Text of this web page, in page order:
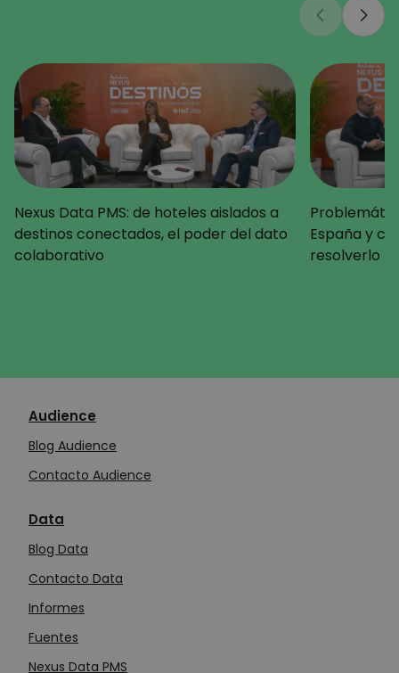
Nexus Data PMS: de hoteles aislados a
destinos conectados, el poder del dato
colaborativo
España y
resolverlo
Audience
Blog Audience
Contacto Audience
Data
Blog Data
Contacto Data
Informes
Fuentes
Nexus Data PMS